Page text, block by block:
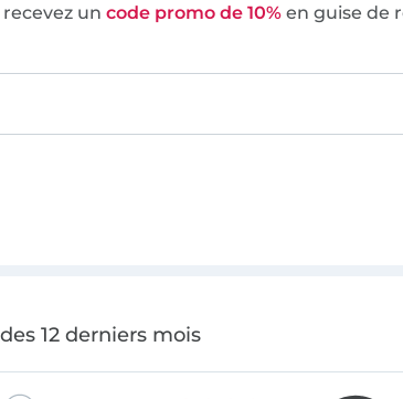
un code promo de 10%en guise de
12 derniers mois